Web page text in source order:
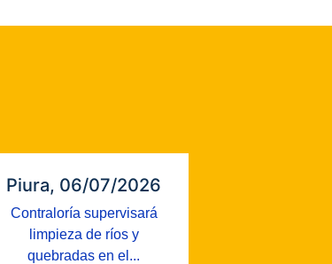
Piura, 06/07/2026
Contraloría supervisará
limpieza de ríos y
quebradas en el...